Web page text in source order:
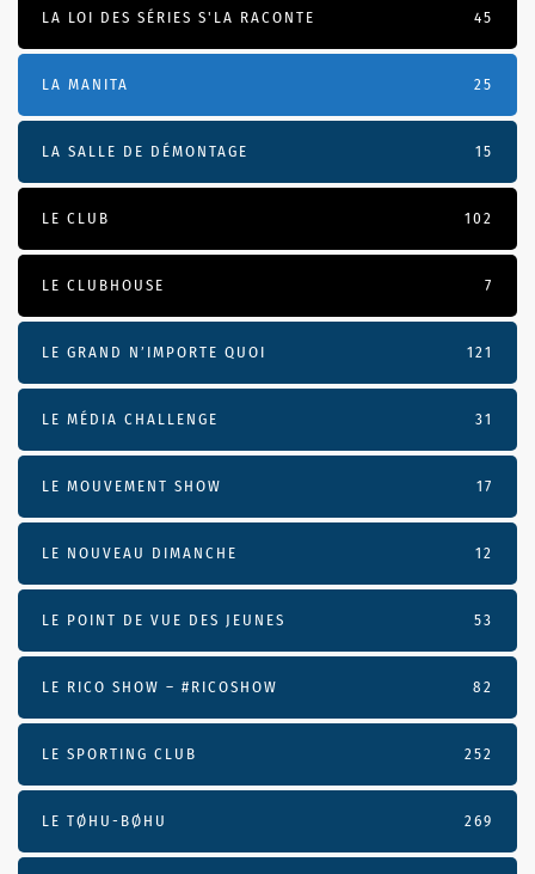
LA LOI DES SÉRIES S'LA RACONTE 45
LA MANITA 25
LA SALLE DE DÉMONTAGE 15
LE CLUB 102
LE CLUBHOUSE 7
LE GRAND N’IMPORTE QUOI 121
LE MÉDIA CHALLENGE 31
LE MOUVEMENT SHOW 17
LE NOUVEAU DIMANCHE 12
LE POINT DE VUE DES JEUNES 53
LE RICO SHOW – #RICOSHOW 82
LE SPORTING CLUB 252
LE TØHU-BØHU 269